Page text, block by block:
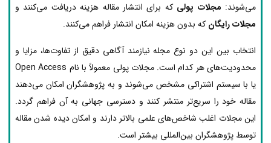
می‌شوند: مجلات پولی که برای انتشار مقاله هزینه دریافت می‌کنند و
مجلات رایگان که بدون هزینه امکان انتشار فراهم می‌کنند.
انتخاب بین این دو نوع مجله نیازمند آگاهی دقیق از تفاوت‌ها، مزایا و
محدودیت‌های هر کدام است. مجلات پولی معمولاً با نام Open Access
یا با سیستم اشتراکی مشخص می‌شوند و به پژوهشگران امکان می‌دهند
مقاله خود را سریع‌تر منتشر کنند و دسترسی جهانی به آن فراهم گردد.
این مجلات اغلب شاخص‌های علمی بالاتر دارند و امکان دیده شدن مقاله
توسط پژوهشگران بین‌المللی بیشتر است.